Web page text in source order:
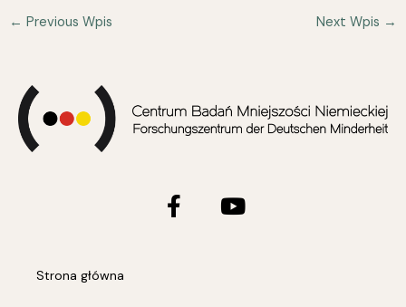
← Previous Wpis Next Wpis →
f
Strona główna